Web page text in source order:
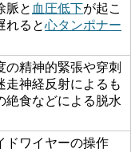
脈と 血圧低下が起こ
れると心タンポナー
の精神的緊張や穿刺
走神経反射によるも
絶食などによる脱水
ドワイヤーの操作